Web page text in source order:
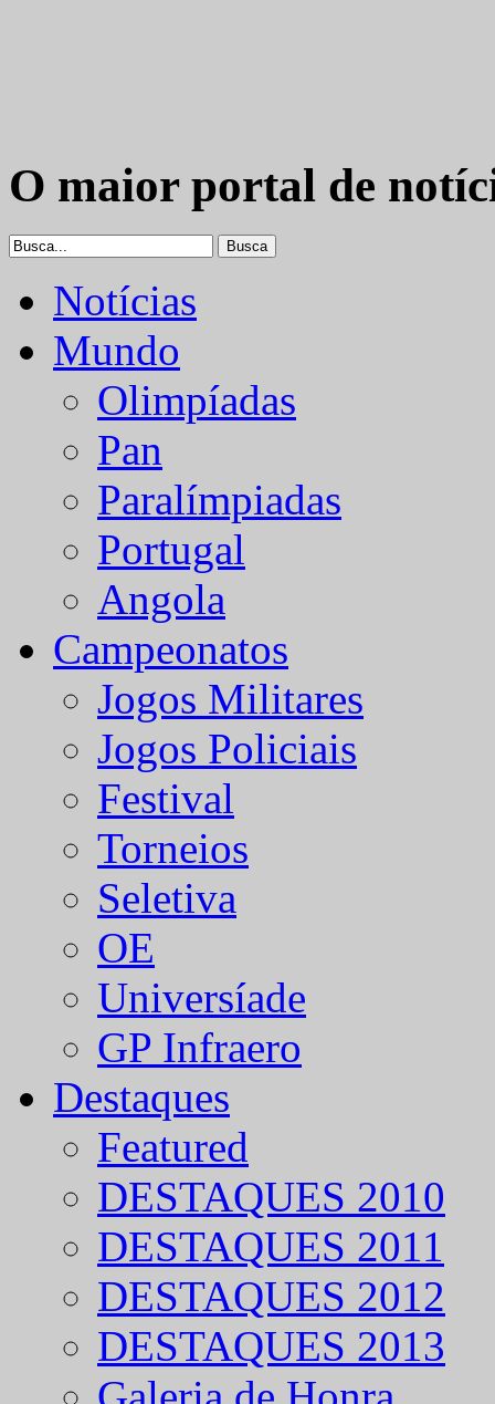
O maior portal de
Notícias
Mundo
Olimpíadas
Pan
Paralímpiadas
Portugal
Angola
Campeonatos
Jogos Militares
Jogos Policiais
Festival
Torneios
Seletiva
OE
Universíade
GP Infraero
Destaques
Featured
DESTAQUES 2010
DESTAQUES 2011
DESTAQUES 2012
DESTAQUES 2013